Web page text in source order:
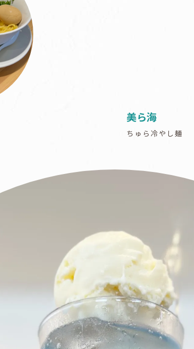
美ら海
ちゅら冷やし麺